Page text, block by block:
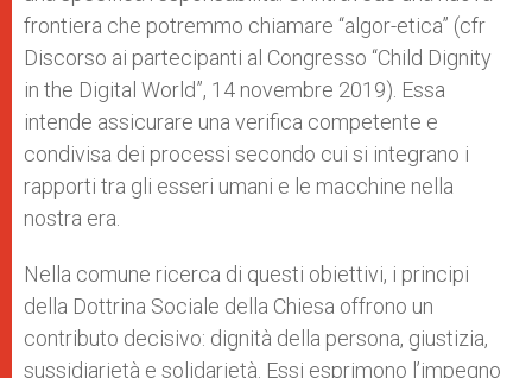
frontiera che potremmo chiamare “algor-etica” (cfr
Discorso ai partecipanti al Congresso “Child Dignity
in the Digital World”, 14 novembre 2019). Essa
intende assicurare una verifica competente e
condivisa dei processi secondo cui si integrano i
rapporti tra gli esseri umani e le macchine nella
nostra era.
Nella comune ricerca di questi obiettivi, i principi
della Dottrina Sociale della Chiesa offrono un
contributo decisivo: dignità della persona, giustizia,
sussidiarietà e solidarietà. Essi esprimono l’impegno